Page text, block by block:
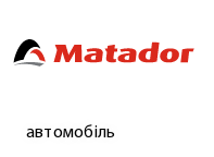
автомобіль